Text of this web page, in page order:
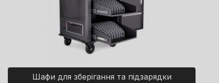
Шафи для зберігання та підзарядки